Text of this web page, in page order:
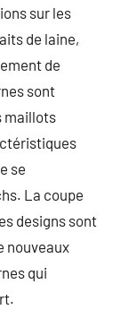
sur les
de laine,
de
sont
maillots
se
La coupe
designs sont
nouveaux
qui